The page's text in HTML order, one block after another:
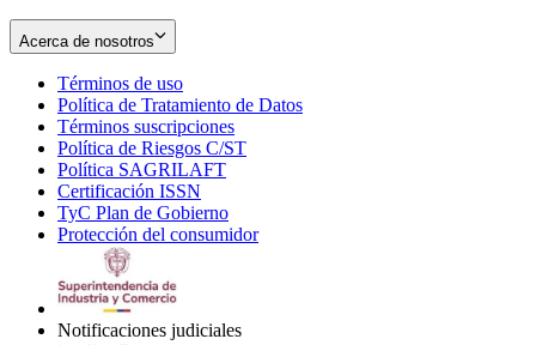
Acerca de nosotros
Términos de uso
in
new
window
Política de Tratamiento de Datos
Términos suscripciones
in
Política de Riesgos C/ST
Política SAGRILAFT
new
window
Certificación ISSN
in
new
TyC Plan de Gobierno
in
Protección del consumidorOpens
Notificaciones judiciales